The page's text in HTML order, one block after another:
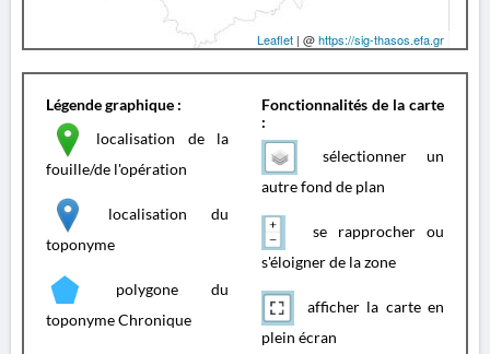
Leaflet | @https://sig-thasos.efa.gr
Légende graphique :
localisation de la
fouille/de l'opération
localisation du
toponyme
polygone du
toponyme Chronique
Fonctionnalités de la carte
:
sélectionner un
autre fond de plan
se rapprocher ou
s'éloigner de la zone
afficher la carte en
plein écran